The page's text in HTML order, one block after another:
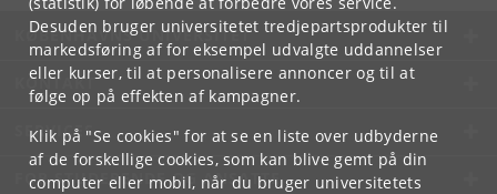
Desuden bruger universitetet tredjepartsprodukter til
markedsføring af for eksempel udvalgte uddannelser
eller kurser, til at personalisere annoncer og til at
følge op på effekten af kampagner.
Klik på "Se cookies" for at se en liste over udbyderne
af de forskellige cookies, som kan blive gemt på din
computer eller mobil, når du bruger universitetets
KØBENHAVNS UNIVERSITET
KONTAKT
SERVICES
FOR STUDERENDE OG ANSATTE